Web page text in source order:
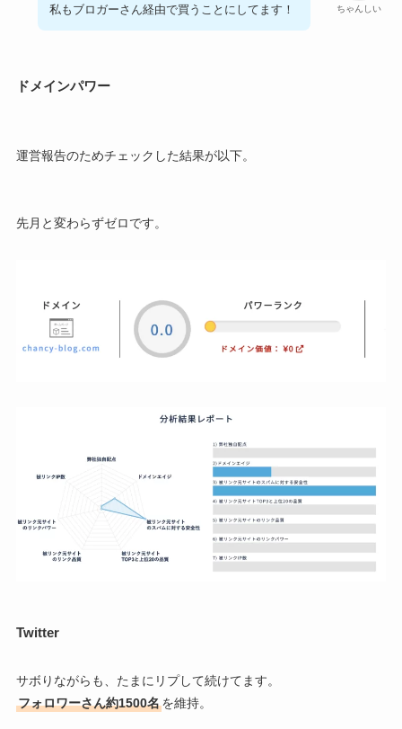
ちゃんしい
私もブロガーさん経由で買うことにしてます！
ドメインパワー
運営報告のためチェックした結果が以下。
先月と変わらずゼロです。
Twitter
サボりながらも、たまにリプして続けてます。
フォロワーさん約1500名を維持。